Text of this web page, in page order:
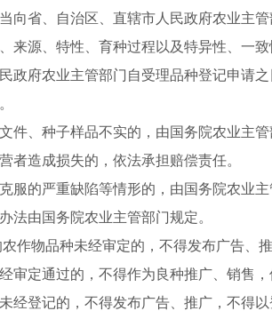
向省、自治区、直辖市人民政府农业主
来源、特性、育种过程以及特异性、一致
政府农业主管部门自受理品种登记申请
件、种子样品不实的，由国务院农业主
者造成损失的，依法承担赔偿责任。
服的严重缺陷等情形的，由国务院农业
法由国务院农业主管部门规定。
作物品种未经审定的，不得发布广告、推
审定通过的，不得作为良种推广、销售
经登记的，不得发布广告、推广，不得以